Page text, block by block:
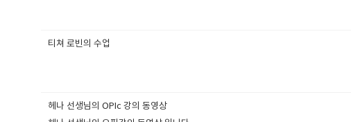
티쳐 로빈의 수업
헤나 선생님의 OPIc 강의 동영상